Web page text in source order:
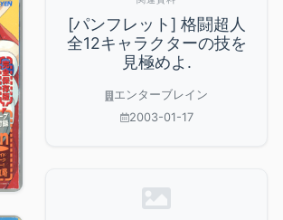
[パンフレット] 格闘超人
全12キャラクターの技を
見極めよ.
エンターブレイン
2003-01-17